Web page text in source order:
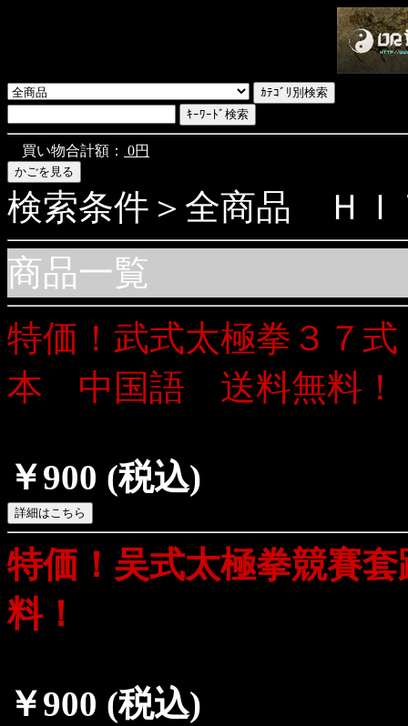
買い物合計額： 0円
検索条件＞全商品 ＨＩ
商品一覧
特価！武式太極拳３７
本 中国語 送料無料！
￥900 (税込)
特価！吴式太極拳競
料！
￥900 (税込)